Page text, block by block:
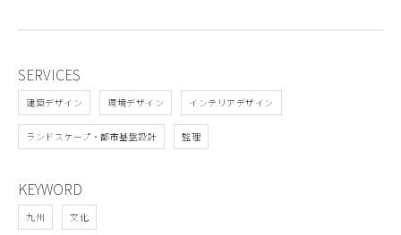
SERVICES
建築デザイン 環境デザイン インテリアデザイン
ランドスケープ・都市基盤設計 監理
KEYWORD
九州 文化